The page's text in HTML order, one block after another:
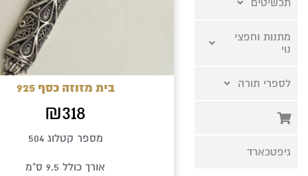
מתנות וחפצי
נוי
לספרי תורה
גיפטכארד
בית מזוזה כסף 925
₪318
מספר קטלוג 504
אורך כולל 9.5 ס"מ